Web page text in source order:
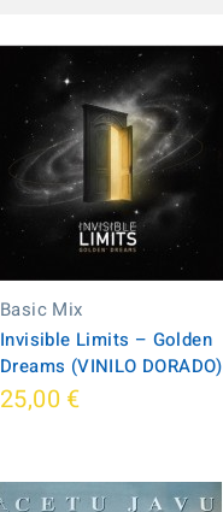
Basic Mix
Invisible Limits ‎– Golden
Dreams (VINILO DORADO)
25,00 €